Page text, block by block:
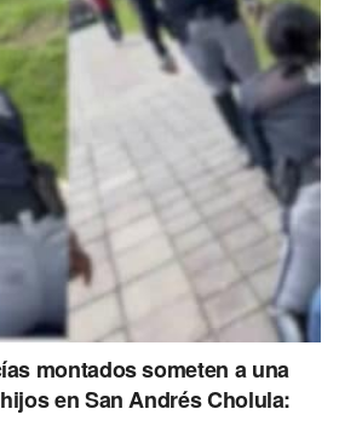
montados someten a una
en San Andrés Cholula: